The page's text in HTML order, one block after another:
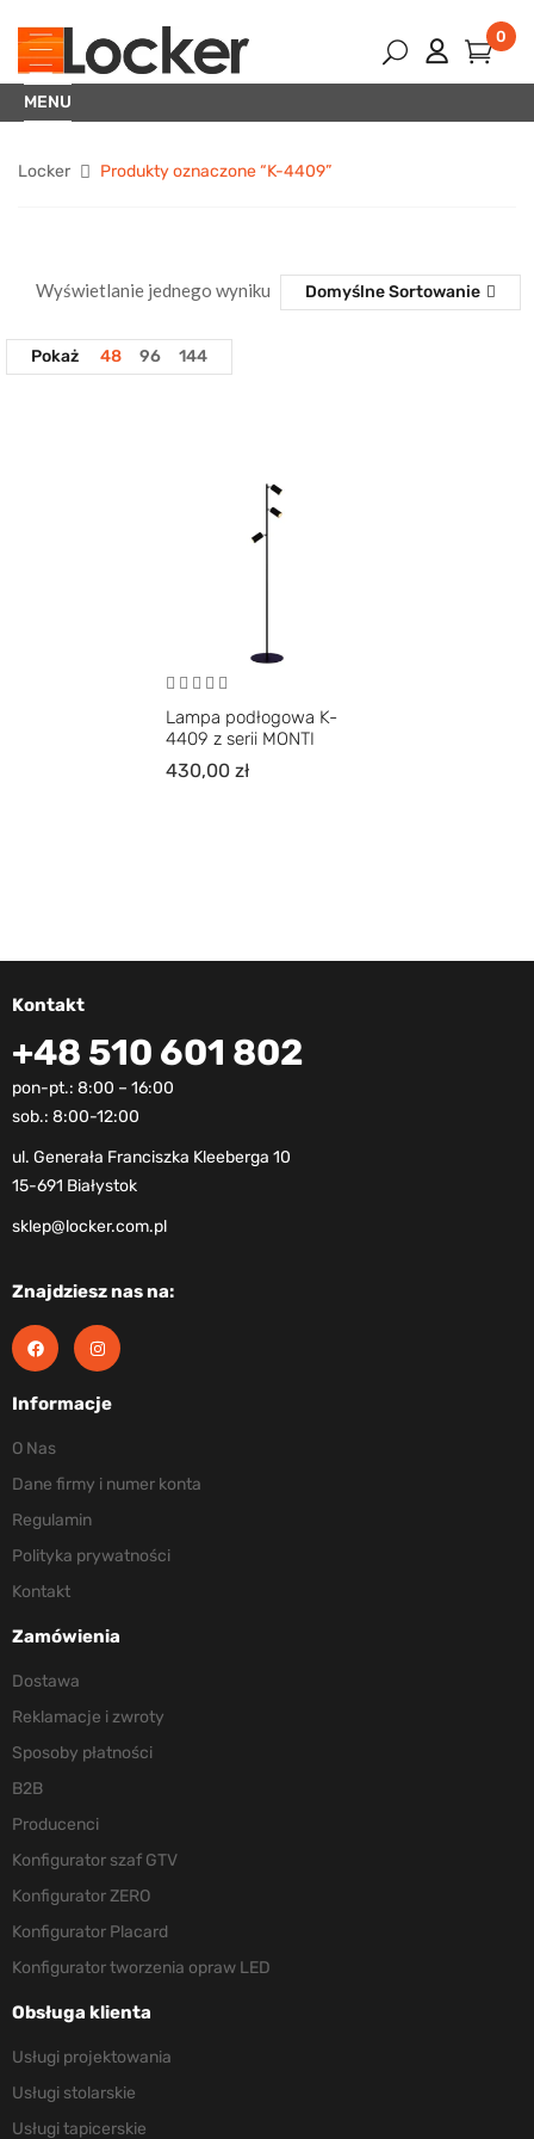
0
MENU
Locker Produkty oznaczone “K-4409”
Wyświetlanie jednego wyniku Domyślne Sortowanie
Pokaż 48 96 144
Lampa podłogowa K-
4409 z serii MONTI
430,00zł
Kontakt
+48 510 601 802
pon-pt.: 8:00 – 16:00
sob.: 8:00-12:00
ul. Generała Franciszka Kleeberga 10
15-691 Białystok
sklep@locker.com.pl
Znajdziesz nas na:
Informacje
O Nas
Dane firmy i numer konta
Regulamin
Polityka prywatności
Kontakt
Zamówienia
Dostawa
Reklamacje i zwroty
Sposoby płatności
B2B
Producenci
Konfigurator szaf GTV
Konfigurator ZERO
Konfigurator Placard
Konfigurator tworzenia opraw LED
Obsługa klienta
Usługi projektowania
Usługi stolarskie
Usługi tapicerskie